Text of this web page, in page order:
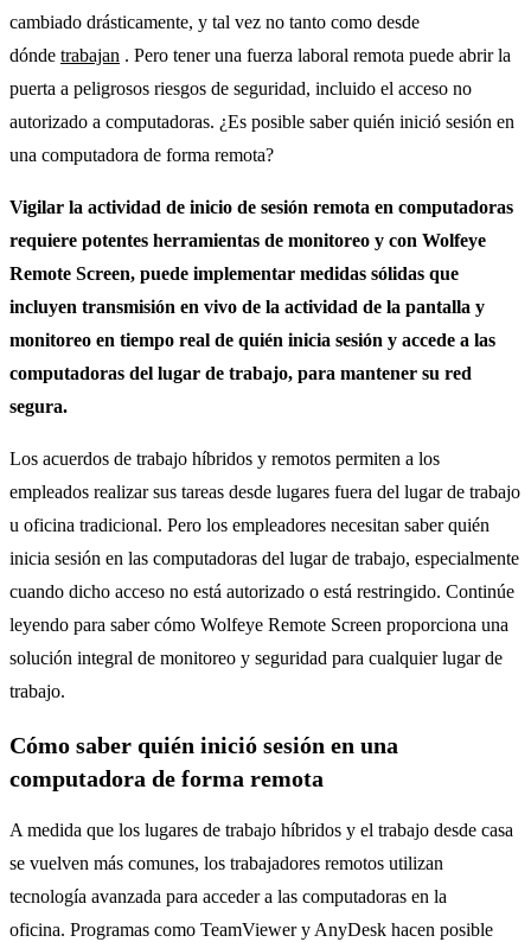
cambiado drásticamente, y tal vez no tanto como desde
dónde trabajan . Pero tener una fuerza laboral remota puede abrir la
puerta a peligrosos riesgos de seguridad, incluido el acceso no
autorizado a computadoras. ¿Es posible saber quién inició sesión en
una computadora de forma remota?
Vigilar la actividad de inicio de sesión remota en computadoras
requiere potentes herramientas de monitoreo y con Wolfeye
Remote Screen, puede implementar medidas sólidas que
incluyen transmisión en vivo de la actividad de la pantalla y
monitoreo en tiempo real de quién inicia sesión y accede a las
computadoras del lugar de trabajo, para mantener su red
segura.
Los acuerdos de trabajo híbridos y remotos permiten a los
empleados realizar sus tareas desde lugares fuera del lugar de trabajo
u oficina tradicional. Pero los empleadores necesitan saber quién
inicia sesión en las computadoras del lugar de trabajo, especialmente
cuando dicho acceso no está autorizado o está restringido. Continúe
leyendo para saber cómo Wolfeye Remote Screen proporciona una
solución integral de monitoreo y seguridad para cualquier lugar de
trabajo.
Cómo saber quién inició sesión en una
computadora de forma remota
A medida que los lugares de trabajo híbridos y el trabajo desde casa
se vuelven más comunes, los trabajadores remotos utilizan
tecnología avanzada para acceder a las computadoras en la
oficina. Programas como TeamViewer y AnyDesk hacen posible